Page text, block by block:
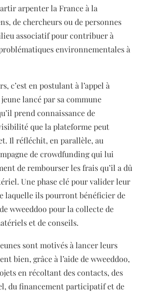
arpenter la France à la
de chercheurs ou de personnes
associatif pour contribuer à
environnementales à
c’est en postulant à l’appel à
lancé par sa commune
prend connaissance de
que la plateforme peut
Il réfléchit, en parallèle, au
de crowdfunding qui lui
de rembourser les frais qu’il a dû
Une phase clé pour valider leur
laquelle ils pourront bénéficier de
wweeddoo pour la collecte de
et de conseils.
sont motivés à lancer leurs
bien, grâce à l’aide de wweeddoo,
en récoltant des contacts, des
du financement participatif et de